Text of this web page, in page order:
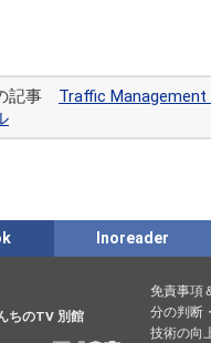
記事 Traffic
Inoreader
ちのTV 別館
免責事項
分の判断
技術の向